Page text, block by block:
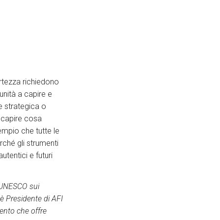
richiedono
a capire e
strategica o
cosa
che tutte le
gli strumenti
e futuri
sui
Presidente di AFI
che offre